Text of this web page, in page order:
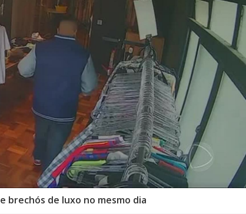
brechós de luxo no mesmo dia